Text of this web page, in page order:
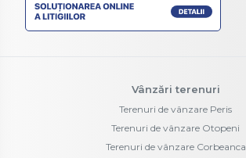
Vânzări terenuri
Terenuri de vânzare Peris
Terenuri de vânzare Otopeni
Terenuri de vânzare Corbeanca